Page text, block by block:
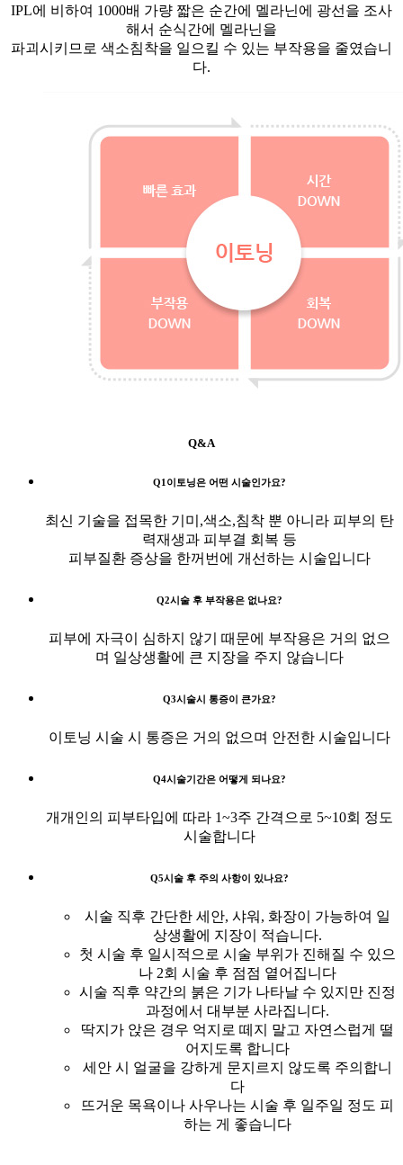
IPL에 비하여 1000배 가량 짧은 순간에 멜라닌에 광선을 조사
해서 순식간에 멜라닌을
파괴시키므로 색소침착을 일으킬 수 있는 부작용을 줄였습니
다.
Q&A
Q1이토닝은 어떤 시술인가요?
최신 기술을 접목한 기미,색소,침착 뿐 아니라 피부의 탄
력재생과 피부결 회복 등
피부질환 증상을 한꺼번에 개선하는 시술입니다
Q2시술 후 부작용은 없나요?
피부에 자극이 심하지 않기 때문에 부작용은 거의 없으
며 일상생활에 큰 지장을 주지 않습니다
Q3시술시 통증이 큰가요?
이토닝 시술 시 통증은 거의 없으며 안전한 시술입니다
Q4시술기간은 어떻게 되나요?
개개인의 피부타입에 따라 1~3주 간격으로 5~10회 정도
시술합니다
Q5시술 후 주의 사항이 있나요?
시술 직후 간단한 세안, 샤워, 화장이 가능하여 일
상생활에 지장이 적습니다.
첫 시술 후 일시적으로 시술 부위가 진해질 수 있으
나 2회 시술 후 점점 옅어집니다
시술 직후 약간의 붉은 기가 나타날 수 있지만 진정
과정에서 대부분 사라집니다.
딱지가 앉은 경우 억지로 떼지 말고 자연스럽게 떨
어지도록 합니다
세안 시 얼굴을 강하게 문지르지 않도록 주의합니
다
뜨거운 목욕이나 사우나는 시술 후 일주일 정도 피
하는 게 좋습니다